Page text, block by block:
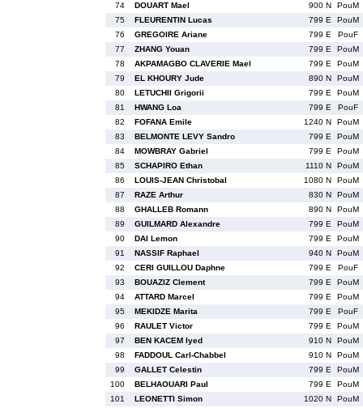
74
DOUART Mael 900 N
PouM
75
FLEURENTIN Lucas 799 E
PouM
76
GREGOIRE Ariane 799 E
PouF
77
ZHANG Youan 799 E
PouM
78
AKPAMAGBO CLAVERIE Mael 799 E
PouM
79
EL KHOURY Jude 890 N
PouM
80
LETUCHII Grigorii 799 E
PouM
81
HWANG Loa 799 E
PouF
82
FOFANA Emile 1240 N
PouM
83
BELMONTE LEVY Sandro 799 E
PouM
84
MOWBRAY Gabriel 799 E
PouM
85
SCHAPIRO Ethan 1110 N
PouM
86
LOUIS-JEAN Christobal 1080 N
PouM
87
RAZE Arthur 830 N
PouM
88
GHALLEB Romann 890 N
PouM
89
GUILMARD Alexandre 799 E
PouM
90
DAI Lemon 799 E
PouM
91
NASSIF Raphael 940 N
PouM
92
CERI GUILLOU Daphne 799 E
PouF
93
BOUAZIZ Clement 799 E
PouM
94
ATTARD Marcel 799 E
PouM
95
MEKIDZE Marita 799 E
PouF
96
RAULET Victor 799 E
PouM
97
BEN KACEM Iyed 910 N
PouM
98
FADDOUL Carl-Chabbel 910 N
PouM
99
GALLET Celestin 799 E
PouM
100
BELHAOUARI Paul 799 E
PouM
101
LEONETTI Simon 1020 N
PouM